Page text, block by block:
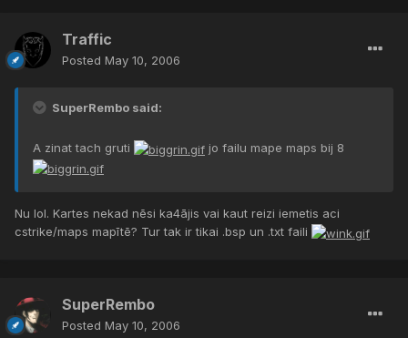
Traffic
Posted May 10, 2006
SuperRembo said:
A zinat tach gruti jo failu mape maps bij 8
Nu lol. Kartes nekad nēsi ka4ājis vai kaut reizi iemetis aci
cstrike/maps mapītē? Tur tak ir tikai .bsp un .txt faili
SuperRembo
Posted May 10, 2006